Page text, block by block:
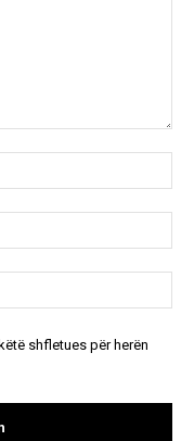
shfletues për herën